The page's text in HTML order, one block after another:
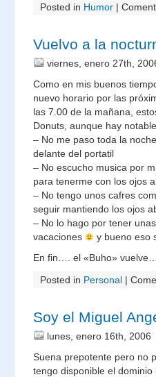
Posted in Humor |
Vuelvo a la
viernes, enero 27th,
Como en mis buenos
nuevo horario por las
las 7.00 de la mañana,
Donuts, aunque hay
– No me paso toda la
delante del portatil
– No escucho musica por
para tenerme con los ojos
– No tengo unos cafres
seguir mantiendo los ojos
– No lo hago por tener
vacaciones
y bueno eso
En fin…. el «Buho»
Posted in Personal |
Soy el Miguel
lunes, enero 16th, 2006
Suena prepotente pero no
tengo disponible el dominio